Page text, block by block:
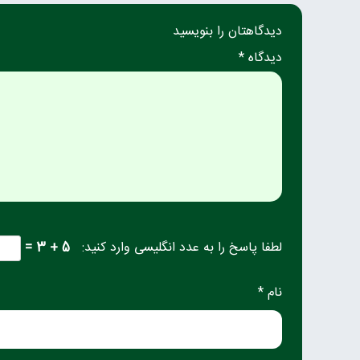
دیدگاهتان را بنویسید
دیدگاه *
لطفا پاسخ را به عدد انگلیسی وارد کنید: 5 + 3 =
نام *